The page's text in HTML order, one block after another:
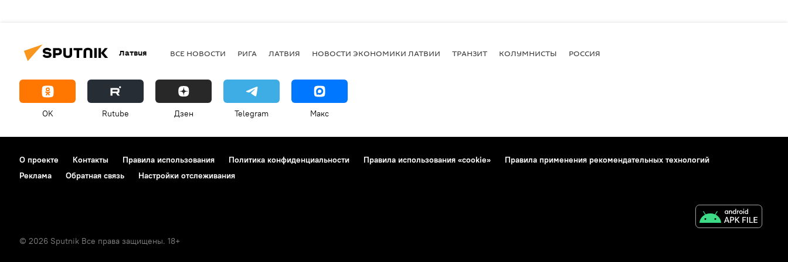
Латвия ВСЕ НОВОСТИ РИГА ЛАТВИЯ НОВОСТИ ЭКОНОМИКИ ЛАТВИИ ТРАНЗИТ КОЛУМНИСТЫ РОССИЯ
OK Rutube Дзен Telegram Макс
О проекте Контакты Правила использования Политика конфиденциальности Правила использования «cookie»
Правила применения рекомендательных технологий
Реклама
Обратная связь Настройки отслеживания
© 2026 Sputnik Все права защищены. 18+